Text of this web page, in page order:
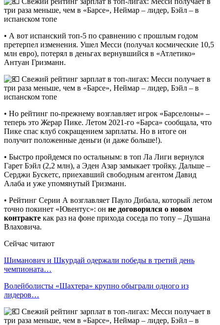
• А вот испанский топ-5 по сравнению с прошлым годом
претерпел изменения. Ушел Месси (получал космические 10,5
млн евро), потерял в деньгах вернувшийся в «Атлетико»
Антуан Гризманн.
• Но рейтинг по-прежнему возглавляет игрок «Барселоны» –
теперь это Жерар Пике. Летом 2021-го «Барса» сообщала, что
Пике спас клуб сокращением зарплаты. Но в итоге он
получит положенные деньги (и даже больше!).
• Быстро пройдемся по остальным: в топ Ла Лиги вернулся
Гарет Бэйл (2,2 млн), а Эден Азар замыкает тройку. Дальше –
Серджи Бускетс, приехавший свободным агентом Давид
Алаба и уже упомянутый Гризманн.
• Рейтинг Серии А возглавляет Пауло Дибала, который летом
точно покинет «Ювентус»: он не договорился о новом
контракте как раз на фоне прихода соседа по топу – Душана
Влаховича.
Сейчас читают
Шиманович и Шкурдай одержали победы в третий день
чемпионата…
Волейболисты «Шахтера» крупно обыграли одного из
лидеров…